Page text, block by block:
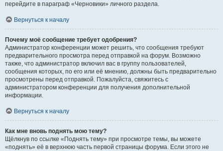
перейдите в параграф «Черновики» личного раздела.
Вернуться к началу
Почему моё сообщение требует одобрения?
Администратор конференции может решить, что сообщения требуют
предварительного просмотра перед отправкой на форум. Возможно
также, что администратор включил вас в группу пользователей,
сообщения которых, по его или её мнению, должны быть предварительно
просмотрены перед отправкой. Пожалуйста, свяжитесь с
администратором конференции для получения дополнительной
информации.
Вернуться к началу
Как мне вновь поднять мою тему?
Щёлкнув по ссылке «Поднять тему» при просмотре темы, вы можете
«поднять» её в верхнюю часть первой страницы форума. Если этого не